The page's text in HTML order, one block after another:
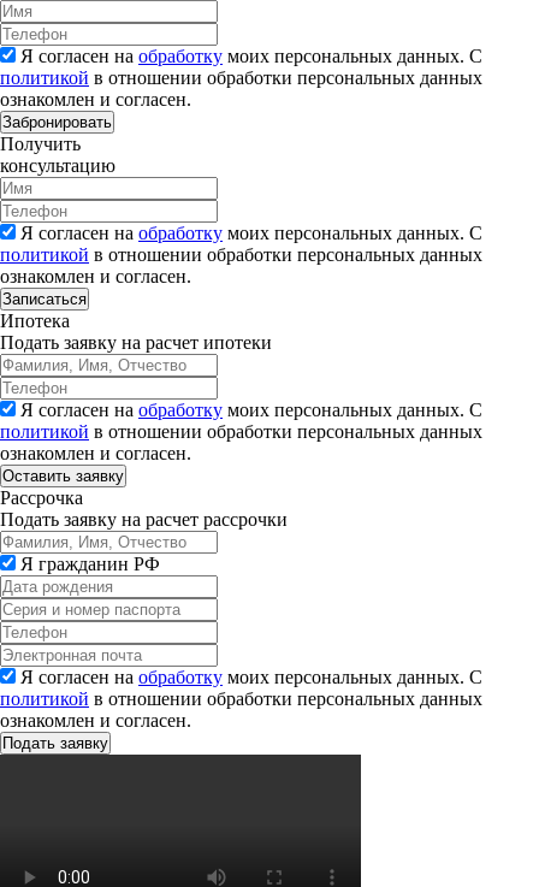
Я согласен на обработку моих персональных данных. С
политикой в отношении обработки персональных данных
ознакомлен и согласен.
Забронировать
Получить
консультацию
Я согласен на обработку моих персональных данных. С
политикой в отношении обработки персональных данных
ознакомлен и согласен.
Записаться
Ипотека
Подать заявку на расчет ипотеки
Я согласен на обработку моих персональных данных. С
политикой в отношении обработки персональных данных
ознакомлен и согласен.
Рассрочка
Подать заявку на расчет рассрочки
Я гражданин РФ
Я согласен на обработку моих персональных данных. С
политикой в отношении обработки персональных данных
ознакомлен и согласен.